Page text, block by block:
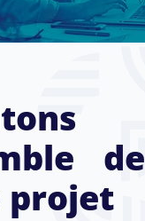
de
projet